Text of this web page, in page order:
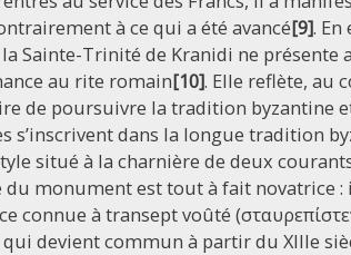
à ce qui a été avancé[9]. En
Sainte-Trinité de Kranidi ne
au rite romain[10]. Elle reflète, au
de poursuivre la tradition byzantine
s’inscrivent dans la longue tradition
situé à la charnière de deux
du monument est tout à fait novatrice :
connue à transept voûté
devient commun à partir du XIIIe